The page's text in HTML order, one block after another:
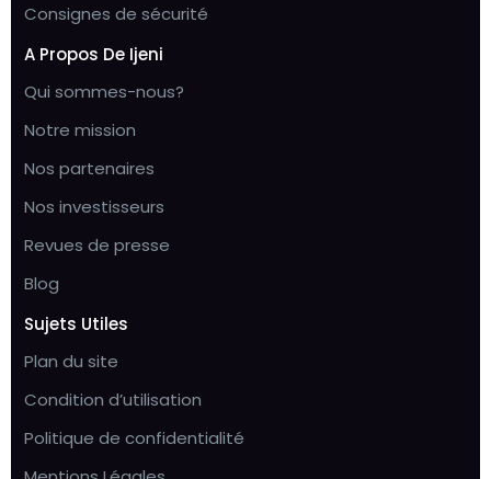
Consignes de sécurité
A Propos De Ijeni
Qui sommes-nous?
Notre mission
Nos partenaires
Nos investisseurs
Revues de presse
Blog
Sujets Utiles
Plan du site
Condition d’utilisation
Politique de confidentialité